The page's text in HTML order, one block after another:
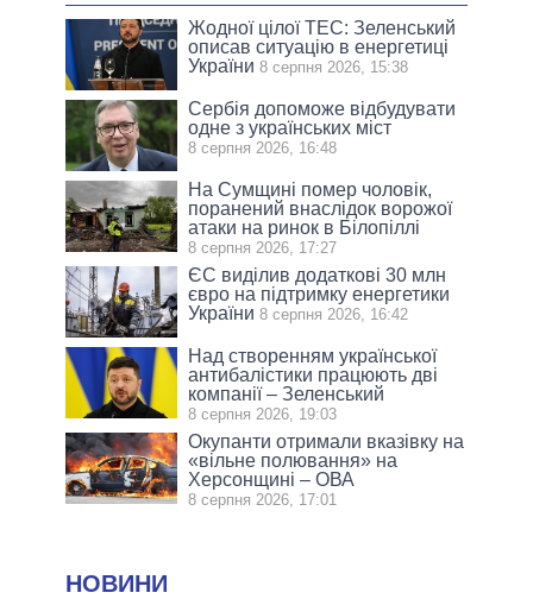
Жодної цілої ТЕС: Зеленський
описав ситуацію в енергетиці
України 8 серпня 2026, 15:38
Сербія допоможе відбудувати
одне з українських міст
8 серпня 2026, 16:48
На Сумщині помер чоловік,
поранений внаслідок ворожої
атаки на ринок в Білопіллі
8 серпня 2026, 17:27
ЄС виділив додаткові 30 млн
євро на підтримку енергетики
України 8 серпня 2026, 16:42
Над створенням української
антибалістики працюють дві
компанії – Зеленський
8 серпня 2026, 19:03
Окупанти отримали вказівку на
«вільне полювання» на
Херсонщині – ОВА
8 серпня 2026, 17:01
НОВИНИ